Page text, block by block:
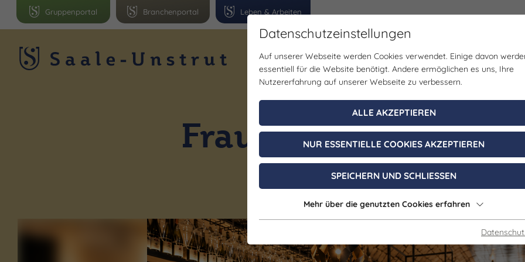
Leben & Arbeiten
Branchenportal
Gruppenportal
Region Erlebnisse Veranstaltungen Planen
Musik | Wein & Genuss
Frauentag mit Anja
08. März 2027, 18:00 - 22:00 Uhr
Datenschutzeinstellungen
Auf unserer Webseite werden Cookies verwendet. Einige davon
essentiell für die Website benötigt. Andere ermöglichen es uns, Ihre
Nutzererfahrung auf unserer Webseite zu verbessern.
ALLE AKZEPTIEREN
NUR ESSENTIELLE COOKIES AKZEPTIEREN
SPEICHERN UND SCHLIESSEN
Mehr über die genutzten Cookies erfahren